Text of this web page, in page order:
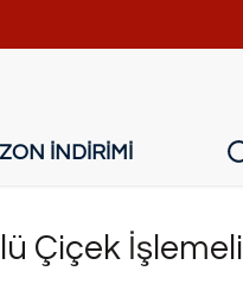
İNDİRİMİ
Çiçek İşlemeli